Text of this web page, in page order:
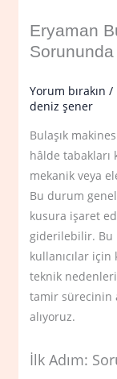
Eryaman
Yorum bırakın /
deniz şener
Bulaşık
hâlde tabakları
mekanik veya
Bu durum
kusura işaret
giderilebilir. Bu
kullanıcılar
teknik
tamir sürecinin
alıyoruz.
İlk Adım: